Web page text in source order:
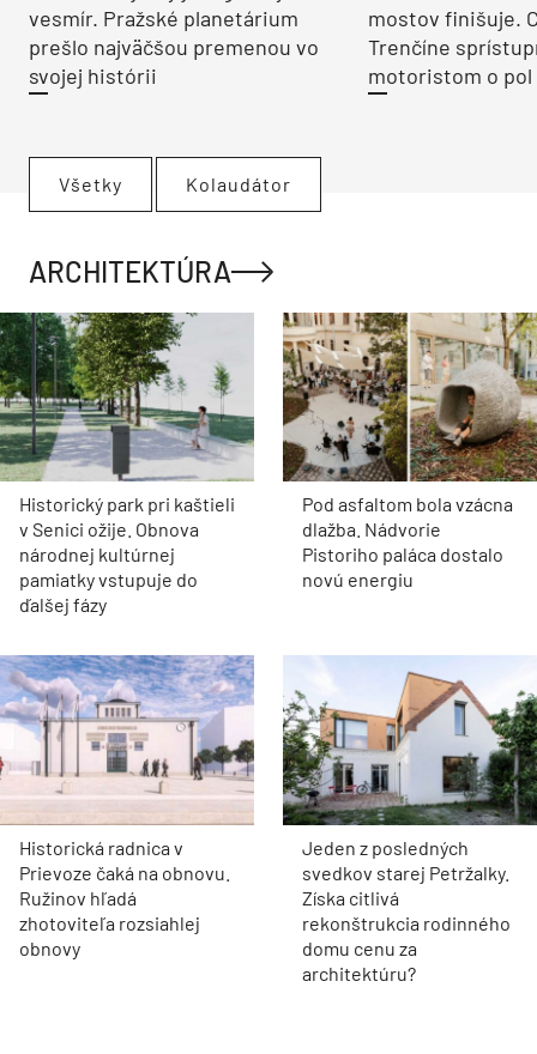
vesmír. Pražské planetárium
prešlo najväčšou premenou vo
svojej histórii
mostov finišuje.
Trenčíne
motoristom o pol
Všetky Kolaudátor
ARCHITEKTÚRA
Historický park pri kaštieli
v Senici ožije. Obnova
národnej kultúrnej
pamiatky vstupuje do
ďalšej fázy
Pod asfaltom bola vzácna
dlažba. Nádvorie
Pistoriho paláca dostalo
novú energiu
Historická radnica v
Prievoze čaká na obnovu.
Ružinov hľadá
zhotoviteľa rozsiahlej
obnovy
Jeden z posledných
svedkov starej Petržalky.
Získa citlivá
rekonštrukcia rodinného
domu cenu za
architektúru?